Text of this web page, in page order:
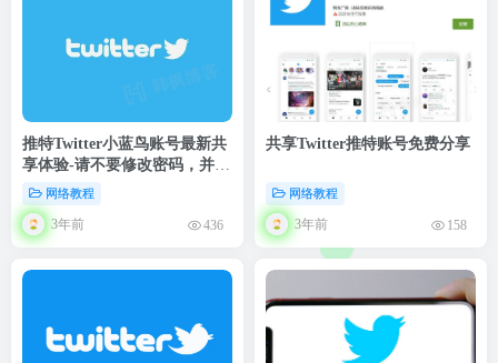
推特Twitter小蓝鸟账号最新共
享体验-请不要修改密码，并爱
护使用网络教程
3年前 436
共享Twitter推特账号免费分享
网络教程
3年前 158